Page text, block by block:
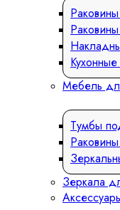
Мебель
Тумбы
Зеркала